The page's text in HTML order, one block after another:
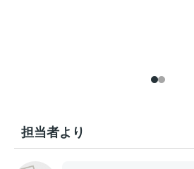
担当者より